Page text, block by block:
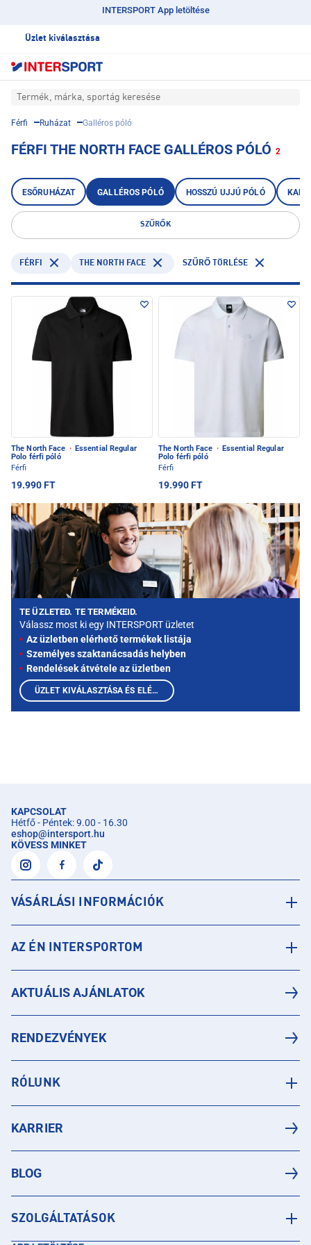
INTERSPORT App letöltése
Üzlet kiválasztása
Termék, márka, sportág keresése
Férfi Ruházat Galléros póló
FÉRFI THE NORTH FACE GALLÉROS PÓLÓ 2
ESŐRUHÁZAT GALLÉROS PÓLÓ HOSSZÚ UJJÚ PÓLÓ
SZŰRŐK
FÉRFI THE NORTH FACE SZŰRŐ TÖRLÉSE
The North Face · Essential Regular
Polo férfi póló
Férfi
19.990 FT
The North Face · Essential Regular
Polo férfi póló
Férfi
19.990 FT
TE ÜZLETED. TE TERMÉKEID.
Válassz most ki egy INTERSPORT üzletet
Az üzletben elérhető termékek listája
Személyes szaktanácsadás helyben
Rendelések átvétele az üzletben
ÜZLET KIVÁLASZTÁSA ÉS ELÉRHETŐ TERMÉKEK MEGTEKINTÉSE
KAPCSOLAT
Hétfő - Péntek: 9.00 - 16.30
eshop@intersport.hu
KÖVESS MINKET
VÁSÁRLÁSI INFORMÁCIÓK
AZ ÉN INTERSPORTOM
AKTUÁLIS AJÁNLATOK
RENDEZVÉNYEK
RÓLUNK
KARRIER
BLOG
SZOLGÁLTATÁSOK